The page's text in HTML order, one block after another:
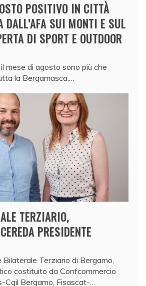
POSITIVO IN CITTÀ
SUI MONTI E SUL
DI SPORT E OUTDOOR
mese di agosto sono più che
la Bergamasca,…
TERZIARIO,
PRESIDENTE
Bilaterale Terziario di Bergamo,
costituito da Confcommercio
Cgil Bergamo, Fisascat-…